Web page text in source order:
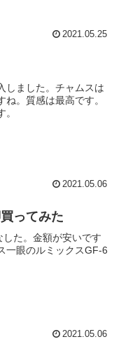
2021.05.25
しました。チャムスは
。質感は最高です。
2021.05.06
ってみた
た。金額が安いです
一眼のルミックスGF-6
2021.05.06